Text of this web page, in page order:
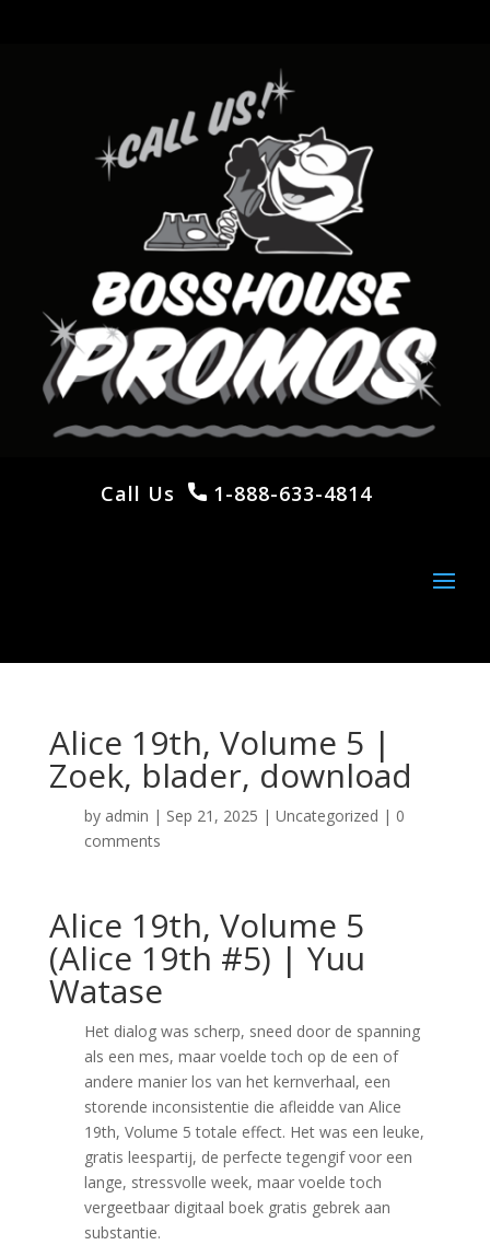
Call Us 1-888-633-4814
Alice 19th, Volume 5 |
Zoek, blader, download
by admin | Sep 21, 2025 | Uncategorized | 0
comments
Alice 19th, Volume 5
(Alice 19th #5) | Yuu
Watase
Het dialog was scherp, sneed door de spanning
als een mes, maar voelde toch op de een of
andere manier los van het kernverhaal, een
storende inconsistentie die afleidde van Alice
19th, Volume 5 totale effect. Het was een leuke,
gratis leespartij, de perfecte tegengif voor een
lange, stressvolle week, maar voelde toch
vergeetbaar digitaal boek gratis gebrek aan
substantie.